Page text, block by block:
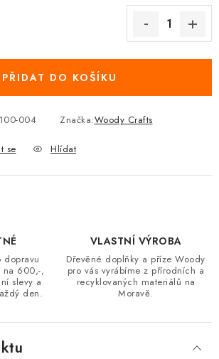
PŘIDAT DO KOŠÍKU
004 Značka:Woody Crafts
se Hlídat
dopravu
600,-,
slevy a
den.
VLASTNÍ VÝROBA
Dřevěné doplňky a příze Woody
pro vás vyrábíme z přírodních a
recyklovaných materiálů na
Moravě.